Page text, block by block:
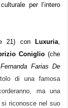
per l’intero
21) conLuxuria
Coniglio (che
Farias De
di una famosa
ma una
riconosce nel suo